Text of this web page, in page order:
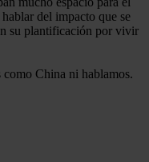
del impacto que se
su plantificación por vivir
China ni hablamos.